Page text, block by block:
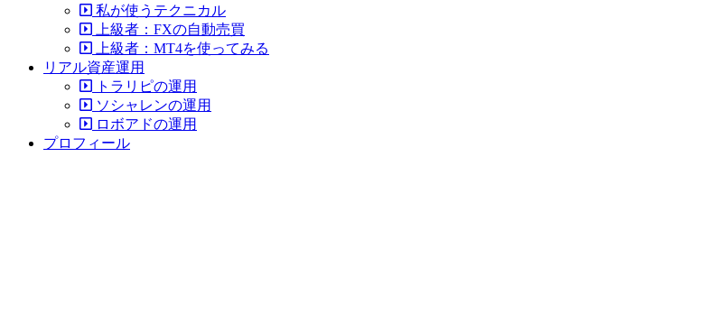
私が使うテクニカル
上級者：FXの自動売買
上級者：MT4を使ってみる
リアル資産運用
トラリピの運用
ソシャレンの運用
ロボアドの運用
プロフィール